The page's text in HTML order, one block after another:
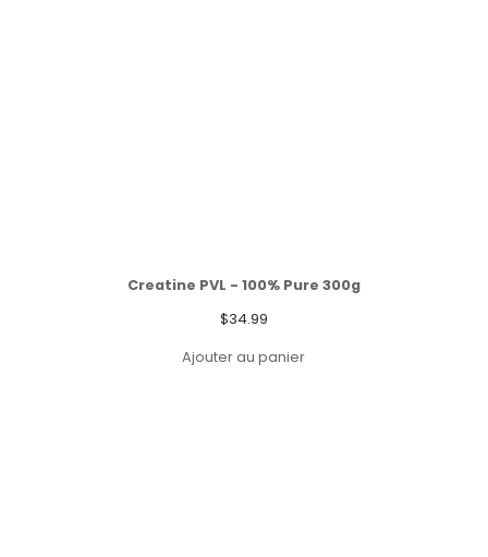
Creatine PVL - 100% Pure 300g
$34.99
Ajouter au panier